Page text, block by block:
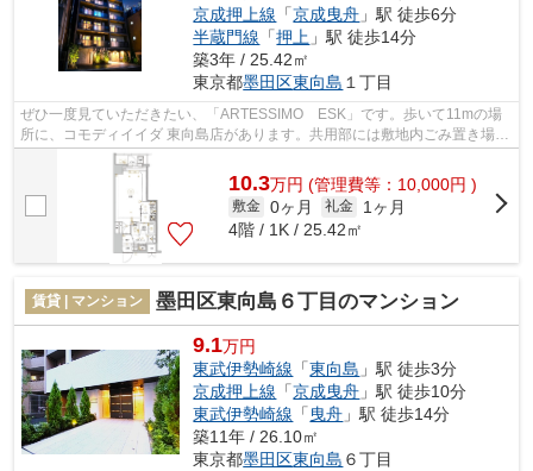
京成押上線 「京成曳舟 」駅 徒歩6分
半蔵門線 「押上 」駅 徒歩14分
築3年 / 25.42㎡
東京都墨田区東向島 １丁目
ぜひ一度見ていただきたい、「ARTESSIMO ESK」です。歩いて11mの場
所に、コモディイイダ 東向島店があります。共用部には敷地内ごみ置き場・
エレベータなどが揃っております。清潔感...
10.3万円 (管理費等：10,000円 )
敷金 0ヶ月 礼金
1ヶ月
4階 / 1K / 25.42㎡
賃貸 | マンション 墨田区東向島６丁目のマンション
9.1万円
東武伊勢崎線 「東向島 」駅 徒歩3分
京成押上線 「京成曳舟 」駅 徒歩10分
東武伊勢崎線 「 曳舟 」駅 徒歩14分
築11年 / 26.10㎡
東京都墨田区東向島 ６丁目